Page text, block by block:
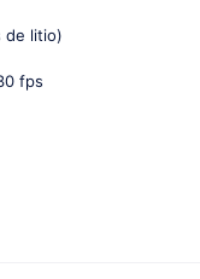
de litio)
fps